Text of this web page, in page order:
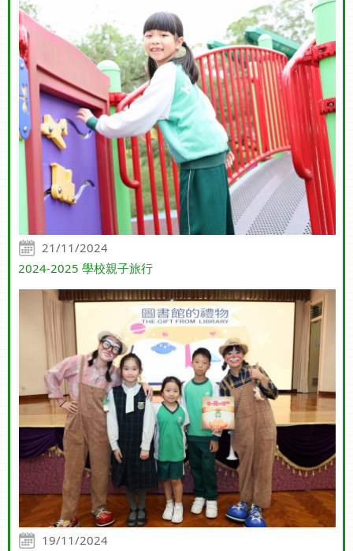
21/11/2024
2024-2025 學校親子旅行
19/11/2024